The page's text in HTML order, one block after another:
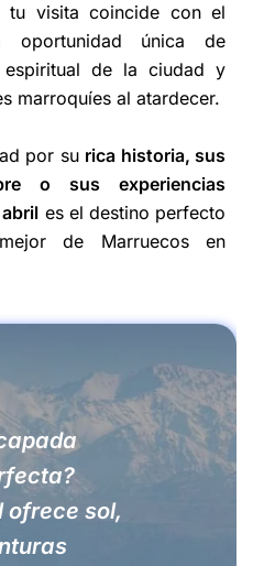
tu visita coincide con el
oportunidad única de
espiritual de la ciudad y
marroquíes al atardecer.
por su rica historia, sus
o sus experiencias
es el destino perfecto
de Marruecos en
ofrece sol,